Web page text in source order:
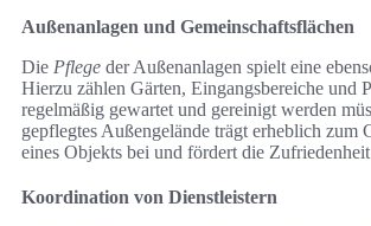
Außenanlagen und Gemeinschaftsflächen
Die Pflege der Außenanlagen spielt eine
Hierzu zählen Gärten, Eingangsbereiche und
regelmäßig gewartet und gereinigt werden
gepflegtes Außengelände trägt erheblich zum
eines Objekts bei und fördert die
Koordination von Dienstleistern